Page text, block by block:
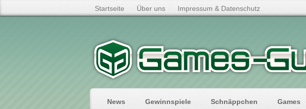
Startseite Über uns Impressum & Datenschutz
News Gewinnspiele Schnäppchen Games